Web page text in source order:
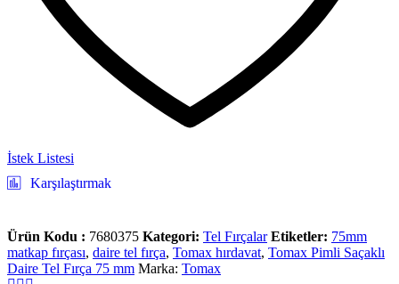
İstek Listesi
Karşılaştırmak
Ürün Kodu : 7680375 Kategori: Tel Fırçalar Etiketler: 75mm
matkap fırçası, daire tel fırça, Tomax hırdavat, Tomax Pimli Saçaklı
Daire Tel Fırça 75 mm Marka: Tomax